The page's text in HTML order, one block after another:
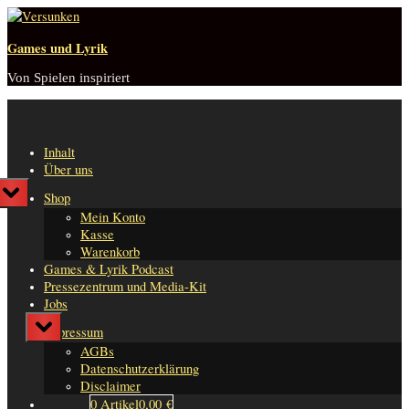
Skip
content
Games und Lyrik
Von Spielen inspiriert
Inhalt
Über uns
Shop
Toggle
sub-
Mein Konto
Kasse
Warenkorb
Games & Lyrik Podcast
Pressezentrum und Media-Kit
Jobs
Impressum
Toggle
sub-
menu
AGBs
Datenschutzerklärung
Disclaimer
0 Artikel0,00 €